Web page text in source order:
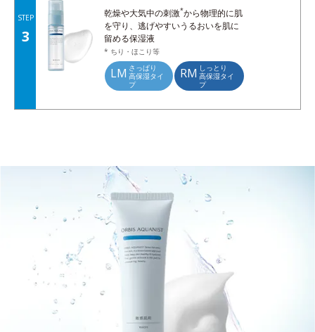
STEP
3
乾燥や大気中の刺激*から物理的に肌
を守り、逃げやすいうるおいを肌に
留める保湿液
* ちり・ほこり等
LM さっぱり
高保湿タイ
プ
RM しっとり
高保湿タイ
プ